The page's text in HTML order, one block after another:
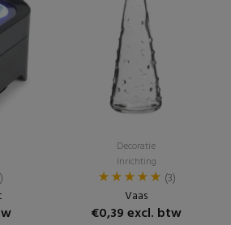
Decoratie
Inrichting
(3)
Vaas
€0,39 excl. btw